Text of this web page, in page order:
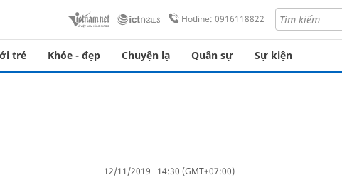
Hotline: 0916118822
trẻ Khỏe - đẹp Chuyện lạ Quân sự Sự kiện
12/11/2019 14:30 (GMT+07:00)